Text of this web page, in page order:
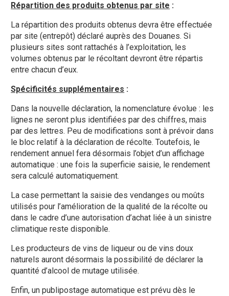
Répartition des produits obtenus par site :
La répartition des produits obtenus devra être effectuée
par site (entrepôt) déclaré auprès des Douanes. Si
plusieurs sites sont rattachés à l’exploitation, les
volumes obtenus par le récoltant devront être répartis
entre chacun d’eux.
Spécificités supplémentaires :
Dans la nouvelle déclaration, la nomenclature évolue : les
lignes ne seront plus identifiées par des chiffres, mais
par des lettres. Peu de modifications sont à prévoir dans
le bloc relatif à la déclaration de récolte. Toutefois, le
rendement annuel fera désormais l’objet d’un affichage
automatique : une fois la superficie saisie, le rendement
sera calculé automatiquement.
La case permettant la saisie des vendanges ou moûts
utilisés pour l’amélioration de la qualité de la récolte ou
dans le cadre d’une autorisation d’achat liée à un sinistre
climatique reste disponible.
Les producteurs de vins de liqueur ou de vins doux
naturels auront désormais la possibilité de déclarer la
quantité d’alcool de mutage utilisée.
Enfin, un publipostage automatique est prévu dès le